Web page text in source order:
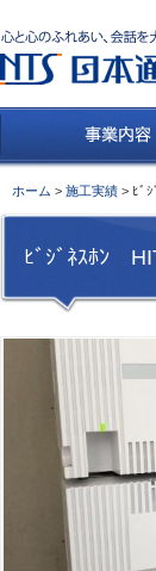
ホーム > 施工実績 > ﾋﾞ
ﾋﾞｼﾞﾈｽﾎﾝ